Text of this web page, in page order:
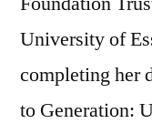
University of
completing her
to Generation: